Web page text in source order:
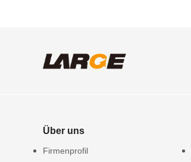
Über uns
Firmenprofil